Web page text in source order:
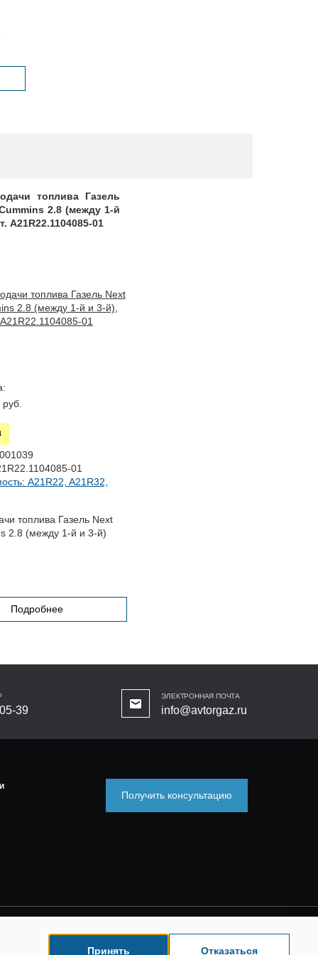
топлива Газель
2.8 (между 1-й
A21R22.1104085-01
руб.
01
A21R22, A21R32,
топлива Газель Next
2.8 (между 1-й и 3-й)
Подробнее
39
ЭЛЕКТРОННАЯ ПОЧТА
info@avtorgaz.ru
Получить консультацию
Принять Отказаться